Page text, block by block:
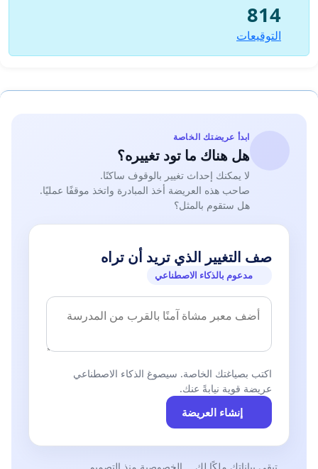
دون تضمينها لطلبي الجماعتين السلاليتين لتدفالت وأكديم، يعتبر
تحريفا للحقيقة وللواقع، الشيء الذي يعتبر كافيا لفتح بحث في
الموضوع لتحديد المسؤوليات وترتيب النتائج القانونية المناسبة، في
المملكة، مع التأكيد بأن طلب التحديد لا يتعارض مع قرار مجلس
وعليه فإن أعضاء الجماعة السلالية لحارة اليمين يلتمسون من
سيادتكم ما يلي:
 التدخل لدى السلطة المختصة للإيقاف الفوري لمسطرة التحديد
الإداري لكل من الجماعتين السلاليتين لتدفالت ولأكديم إلى حين
نشر المرسوم المتعلقة بالتحديد الإداري الذي تقدمت به الجماعة
السلالية لحارة اليمين.
 التدخل لدى المصالح المختصة بطلبات التحديد الإداري لأراضي
المرسوم المتعلق بطلب التحديد الإداري لجماعتنا السلالية لحيز
الوجود، سيما أمام نشر المرسومين المتعلقين بطلبي جماعتين
سلاليتين حول نفس القطعة.
 إخبارنا حول أسباب عدم تفعيل طلب التحديد الإداري الذي تقدم
بها نائبينا، وأسباب تفعيل ونشر مرسومي الجماعتين السلاليتين
لتدفالت وأكديم والوثائق التي عززت بها هاتين الجماعتين طلبيهما.
وإرجاع الحالة إلى ما كانت عليه.
 الإشهاد على أن السلطات التي أجبرت أعضاء الجماعة السلالية
لحارة اليمين سنة 1996 على إخلاء القطعة الأرضية موضوع طلب
التحديد وفي نفس الوقت غضت الطرف عن خرق وانتهاك قرار
مجلس الوصاية من قبل الجماعة السلالية لأكديم بالخصوص والتي
814
التوقيعات
ابدأ عريضتك الخاصة
هل هناك ما تود تغييره؟
لا يمكنك إحداث تغيير بالوقوف ساكنًا.
صاحب هذه العريضة أخذ المبادرة واتخذ موقفًا عمليًا.
هل ستقوم بالمثل؟
صف التغيير الذي تريد أن تراه
مدعوم بالذكاء الاصطناعي
اكتب بصياغتك الخاصة. سيصوغ الذكاء الاصطناعي
عريضة قوية نيابةً عنك.
إنشاء العريضة
تبقى بياناتك ملكًا لك الخصوصية منذ التصميم